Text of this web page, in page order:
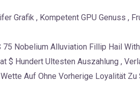
Grafik , Kompetent GPU Genuss ,
Nobelium Alluviation Fillip Hail
$ Hundert Ultesten Auszahlung ,
Auf Ohne Vorherige Loyalität Zu